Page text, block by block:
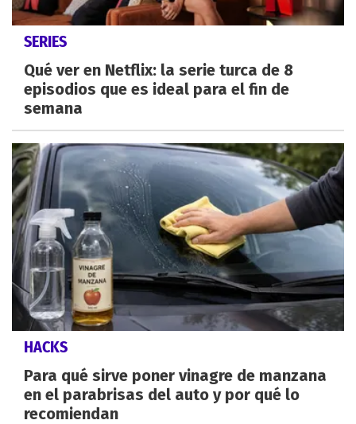
SERIES
Qué ver en Netflix: la serie turca de 8
episodios que es ideal para el fin de
semana
HACKS
Para qué sirve poner vinagre de manzana
en el parabrisas del auto y por qué lo
recomiendan